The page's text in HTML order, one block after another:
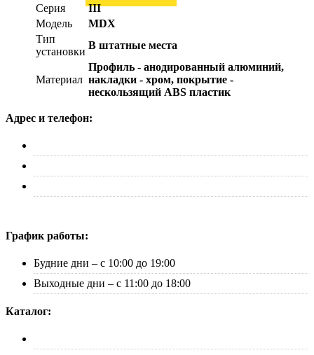
Серия
III
Модель
MDX
Тип
установки
В штатные места
Материал
Профиль - анодированный алюминий,
накладки - хром, покрытие -
нескользящий ABS пластик
Адрес и телефон:
График работы:
Будние дни – с 10:00 до 19:00
Выходные дни – с 11:00 до 18:00
Каталог: